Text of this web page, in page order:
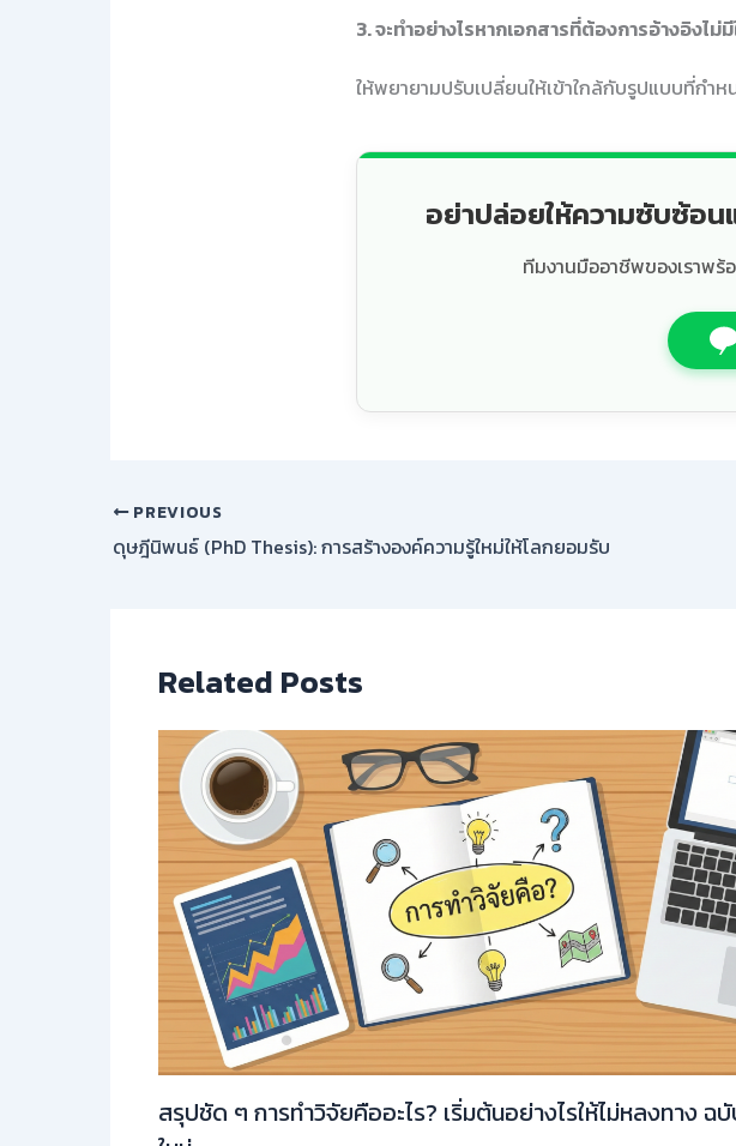
3. จะทำอย่างไรหากเอกสารที่ต้องการอ้างอิงไ
ให้พยายามปรับเปลี่ยนให้เข้าใกล้กับรูปแบบที่กำ
อย่าปล่อยให้ความซับซ้อน
ทีมงานมืออาชีพของเราพ
PREVIOUS
ดุษฎีนิพนธ์ (PhD Thesis): การสร้างองค์ความรู้ใหม่ให้โลกยอมรับ
Related Posts
สรุปชัด ๆ การทำวิจัยคืออะไร? เริ่มต้นอย่างไรให้ไม่หลงทาง ฉ